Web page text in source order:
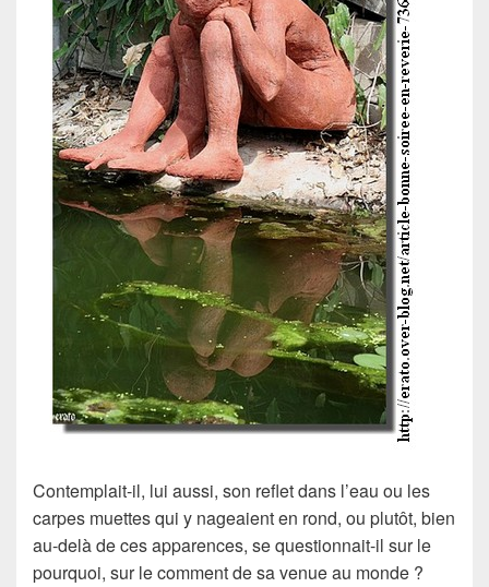
Contemplait-il, lui aussi, son reflet dans l’eau ou les
carpes muettes qui y nageaient en rond, ou plutôt, bien
au-delà de ces apparences, se questionnait-il sur le
pourquoi, sur le comment de sa venue au monde ?